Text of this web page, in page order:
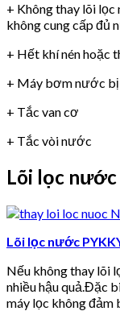
+ Không thay lõi
không cung cấp đủ
+ Hết khí nén hoặc
+ Máy bơm nước
+ Tắc van cơ
+ Tắc vòi nước
Lõi lọc nước
Lõi lọc nước
Nếu không thay lõi
nhiều hậu quả.Đặc
máy lọc không đảm